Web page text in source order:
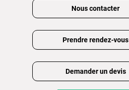
Nous contacter
Prendre rendez-vous
Demander un devis